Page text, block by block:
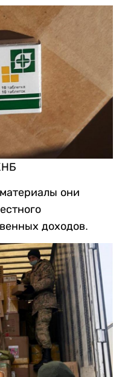
они
доходов.